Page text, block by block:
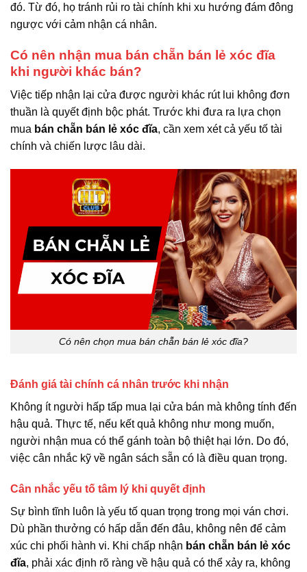
đó. Từ đó, họ tránh rủi ro tài chính khi xu hướng đám đông
ngược với cảm nhận cá nhân.
Có nên nhận mua bán chẵn bán lẻ xóc đĩa
khi người khác bán?
Việc tiếp nhận lại cửa được người khác rút lui không đơn
thuần là quyết định bộc phát. Trước khi đưa ra lựa chọn
mua bán chẵn bán lẻ xóc đĩa, cần xem xét cả yếu tố tài
chính và chiến lược lâu dài.
Có nên chọn mua bán chẵn bán lẻ xóc đĩa?
Đánh giá tài chính cá nhân trước khi nhận
Không ít người hấp tấp mua lại cửa bán mà không tính đến
hậu quả. Thực tế, nếu kết quả không như mong muốn,
người nhận mua có thể gánh toàn bộ thiệt hại lớn. Do đó,
việc cân nhắc kỹ về ngân sách sẵn có là điều quan trọng.
Cân nhắc yếu tố tâm lý khi quyết định
Sự bình tĩnh luôn là yếu tố quan trọng trong mọi ván chơi.
Dù phần thưởng có hấp dẫn đến đâu, không nên để cảm
xúc chi phối hành vi. Khi chấp nhận bán chẵn bán lẻ xóc
đĩa, phải xác định rõ ràng về hậu quả có thể xảy ra, không